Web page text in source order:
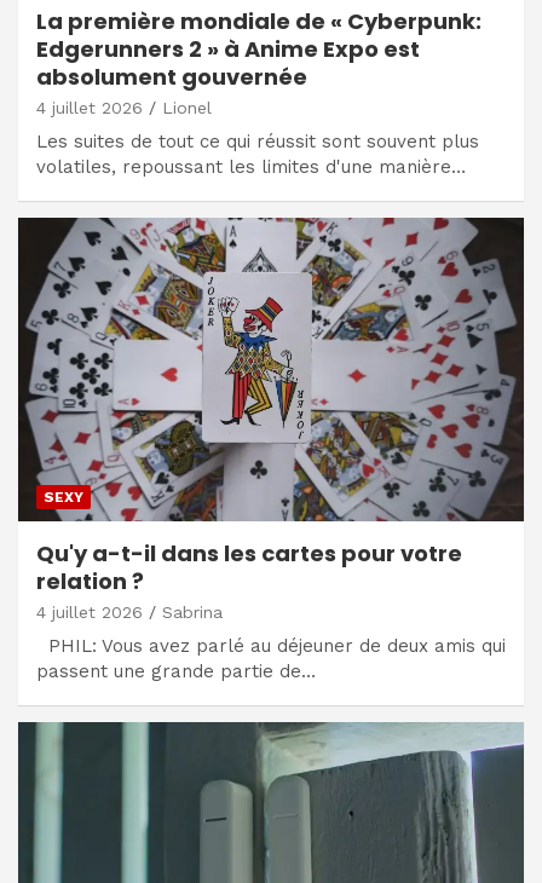
La première mondiale de « Cyberpunk:
Edgerunners 2 » à Anime Expo est
absolument gouvernée
4 juillet 2026 Lionel
Les suites de tout ce qui réussit sont souvent plus
volatiles, repoussant les limites d'une manière…
SEXY
Qu'y a-t-il dans les cartes pour votre
relation ?
4 juillet 2026 Sabrina
PHIL: Vous avez parlé au déjeuner de deux amis qui
passent une grande partie de…